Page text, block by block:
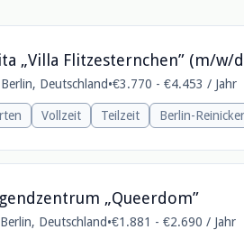
„Villa Flitzesternchen” (m/w/
Berlin, Deutschland•€3.770 - €4.453 / Jahr
Vollzeit Teilzeit Berlin-
„Queerdom”
Berlin, Deutschland•€1.881 - €2.690 / Jahr